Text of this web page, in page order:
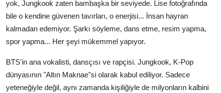
yok, Jungkook zaten bambaşka bir seviyede. Lise fotoğrafında
bile o kendine güvenen tavırları, o enerjisi... İnsan hayran
kalmadan edemiyor. Şarkı söyleme, dans etme, resim yapma,
spor yapma... Her şeyi mükemmel yapıyor.
BTS'in ana vokalisti, dansçısı ve rapçisi. Jungkook, K-Pop
dünyasının "Altın Maknae"si olarak kabul ediliyor. Sadece
yeteneğiyle değil, aynı zamanda kişiliğiyle de milyonların kalbini